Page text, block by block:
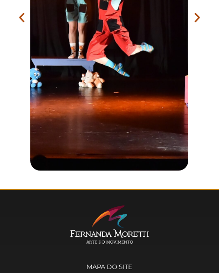
MAPA DO SITE